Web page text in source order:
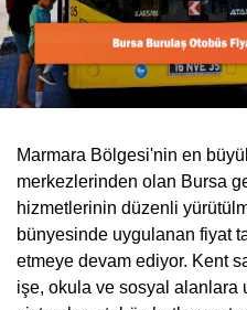
Marmara Bölgesi'nin en
merkezlerinden olan Bursa
hizmetlerinin düzenli
bünyesinde uygulanan fiyat
etmeye devam ediyor. Kent
işe, okula ve sosyal alanlara